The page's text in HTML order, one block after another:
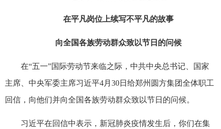
在平凡岗位上续写不平凡的故事
向全国各族劳动群众致以节日的问候
在“五一”国际劳动节来临之际，中共中央总书记、国家
主席、中央军委主席习近平4月30日给郑州圆方集团全体职工
回信，向他们并向全国各族劳动群众致以节日的问候。
习近平在回信中表示，新冠肺炎疫情发生后，你们在集